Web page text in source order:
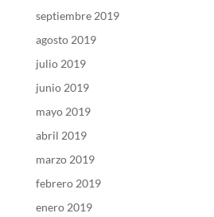
septiembre 2019
agosto 2019
julio 2019
junio 2019
mayo 2019
abril 2019
marzo 2019
febrero 2019
enero 2019